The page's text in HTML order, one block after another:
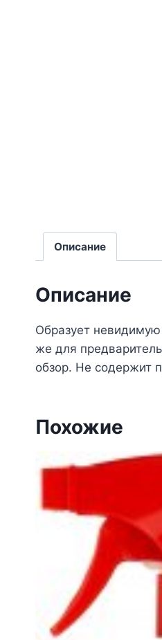
Описание
Описание
Образует
же для
обзор. Не содержит
Похожие